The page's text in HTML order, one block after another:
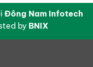
Đông Nam Infotech
by BNIX